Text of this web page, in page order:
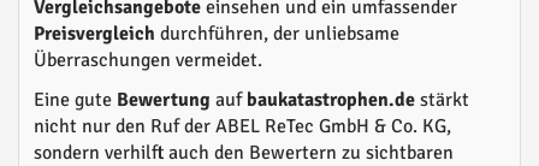
Vergleichsangebote einsehen und ein umfassender
Preisvergleich durchführen, der unliebsame
Überraschungen vermeidet.
Eine gute Bewertung auf baukatastrophen.de stärkt
nicht nur den Ruf der ABEL ReTec GmbH & Co. KG,
sondern verhilft auch den Bewertern zu sichtbaren